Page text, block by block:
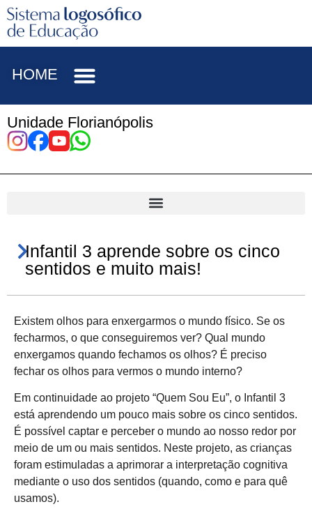
HOME
Unidade Florianópolis
Infantil 3 aprende sobre os cinco
sentidos e muito mais!
Existem olhos para enxergarmos o mundo físico. Se os
fecharmos, o que conseguiremos ver? Qual mundo
enxergamos quando fechamos os olhos? É preciso
fechar os olhos para vermos o mundo interno?
Em continuidade ao projeto “Quem Sou Eu”, o Infantil 3
está aprendendo um pouco mais sobre os cinco sentidos.
É possível captar e perceber o mundo ao nosso redor por
meio de um ou mais sentidos. Neste projeto, as crianças
foram estimuladas a aprimorar a interpretação cognitiva
mediante o uso dos sentidos (quando, como e para quê
usamos).